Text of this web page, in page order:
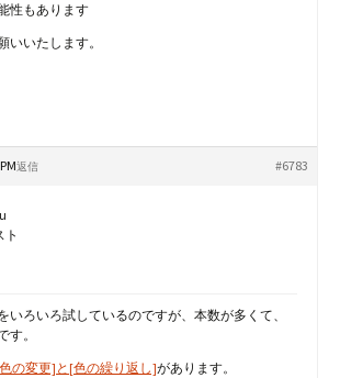
性もあります
いいたします。
#6783
返信
ト
いろいろ試しているのですが、本数が多くて、
す。
の変更]と[色の繰り返し]があります。